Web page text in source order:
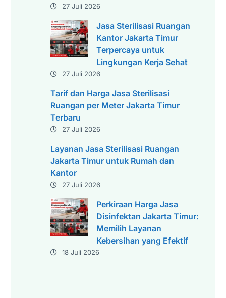
27 Juli 2026
Jasa Sterilisasi Ruangan
Kantor Jakarta Timur
Terpercaya untuk
Lingkungan Kerja Sehat
27 Juli 2026
Tarif dan Harga Jasa Sterilisasi
Ruangan per Meter Jakarta Timur
Terbaru
27 Juli 2026
Layanan Jasa Sterilisasi Ruangan
Jakarta Timur untuk Rumah dan
Kantor
27 Juli 2026
Perkiraan Harga Jasa
Disinfektan Jakarta Timur:
Memilih Layanan
Kebersihan yang Efektif
18 Juli 2026